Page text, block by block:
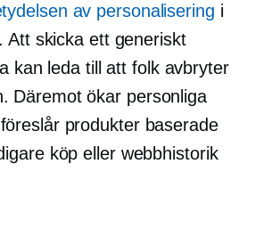
av personalisering i
Att skicka ett generiskt
kan leda till att folk avbryter
Däremot ökar personliga
produkter baserade
köp eller webbhistorik